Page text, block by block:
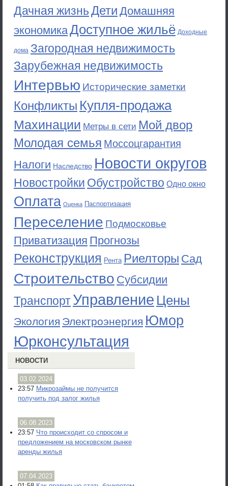
Дачная жизньДети Домашняя
экономикаДоступное жильё Доходные
дома Загородная недвижимость
Зарубежная недвижимость
Интервью Исторические заметки
Конфликты Купля-продажа
Махинации Метры в сети Мой двор
Молодая семья Моссоцгарантия
Налоги Наследство Новости округов
Новостройки Обустройство Одно окно
Оплата Оценка Паспортизация
Переселение Подмосковье
Приватизация Прогнозы
Реконструкция Рента Риелторы Сад
Строительство Субсидии
ТранспортУправление Цены
Экология Электроэнергия Юмор
Юрконсультация
НОВОСТИ
03.02.2024
23:57 Микрозаймы не получится
получить под залог жилья
06.08.2023
23:57 Что происходит со спросом и
предложением на московском рынке
аренды жилья
07.04.2023